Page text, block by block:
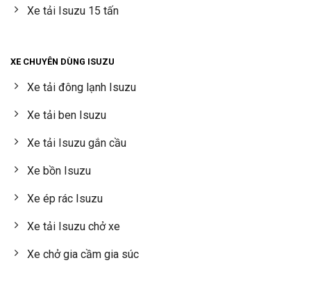
Xe tải Isuzu 15 tấn
XE CHUYÊN DÙNG ISUZU
Xe tải đông lạnh Isuzu
Xe tải ben Isuzu
Xe tải Isuzu gắn cầu
Xe bồn Isuzu
Xe ép rác Isuzu
Xe tải Isuzu chở xe
Xe chở gia cầm gia súc